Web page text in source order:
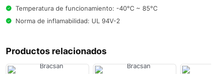
Temperatura de funcionamiento: -40°C ~ 85°C
Norma de inflamabilidad: UL 94V-2
Productos relacionados